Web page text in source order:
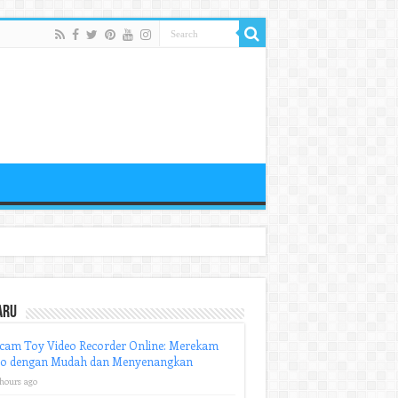
Toy Video Recorder Online: Merekam
dengan Mudah dan Menyenangkan
ago